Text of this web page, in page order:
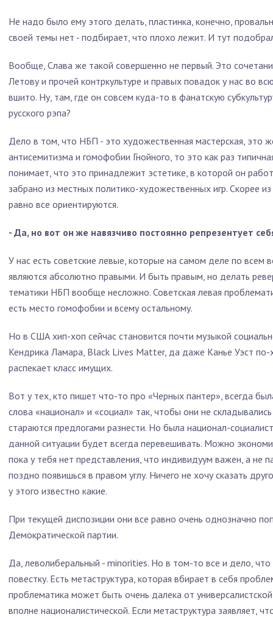
Не надо было ему этого делать, пластинка, конечно,
своей темы нет - подбирает, что плохо лежит. И тут
Вообще, Слава же такой совершенно не первый. Это
Летову и прочей контркультуре и правых повадок у нас во
вшито. Ну, там, где он совсем куда-то в фанатскую
русского рэпа?
Дело в том, что НБП - это художественная мастерская, это
антисемитизма и гомофобии Гнойного, то это как раз
понимает, что это принадлежит эстетике, в которой он
забрано из местных политико-художественных игр. Скорее
равно все ориентируются.
- Да, но вот он же навязчиво постоянно репрезентует
У нас есть советские левые, которые на самом деле по всем
являются абсолютно правыми. И быть правым, но делать
тематики НБП вообще несложно. Советская левая
есть место гомофобии и всему остальному.
Но в США хип-хоп сейчас становится почти музыкой
Кендрика Ламара, Black Lives Matter, да даже Канье Уэст
распекает класс имущих.
Вот у тех, кто пишет что-то про «Черных пантер», всегда
слова «национал» и «социал» так, чтобы они не
стараются предлогами разнести. Но была национал-
данной ситуации будет всегда перевешивать. Можно
пока у тебя нет представления, что индивидуум важен, а не
поздно появишься в правом углу. Ничего не хочу сказать
у этого известно какие.
При текущей диспозиции они все равно очень однозначно
Демократической партии.
Да, леволиберальный - minorities. Но в том-то все и дело,
повестку. Есть метаструктура, которая вбирает в себя
проблематика может быть очень далека от
вполне националистической. Если метаструктура заявляет,